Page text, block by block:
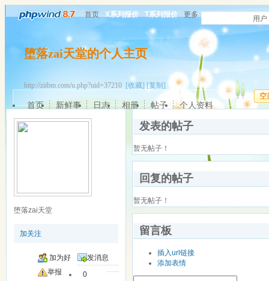
首页 X系列报价 T系列报价 更多 用户
堕落zai天堂的个人主页
http://ziibm.com/u.php?uid=37210 [收藏] [复制]
空
首页 新鲜事 日志 相册 帖子 个人资料
堕落zai天堂
加关注
加为好
友
发消息
举报
0
发表的帖子
暂无帖子！
回复的帖子
暂无帖子！
留言板
插入url链接
添加表情